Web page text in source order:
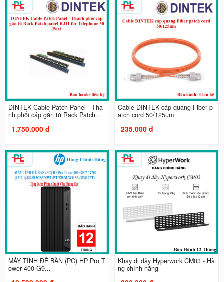
DINTEK Cable Patch Panel - Tha
nh phối cáp gắn tủ Rack Patch...
1.750.000 đ
Cable DINTEK cáp quang Fiber p
atch cord 50/125um
235.000 đ
MÁY TÍNH ĐỂ BÀN (PC) HP Pro T
ower 400 G9...
Khay đi dây Hyperwork CM03 - Hà
ng chính hãng